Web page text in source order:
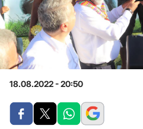
18.08.2022 - 20:50